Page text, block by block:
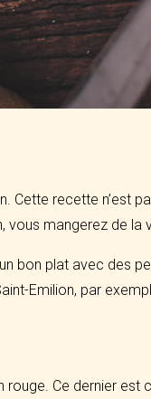
Cette recette n’est
mangerez de la
bon plat avec des
Emilion, par
Ce dernier